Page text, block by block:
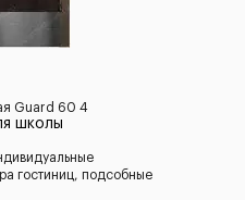
Guard 60 4
школы
гостиниц, подсобные